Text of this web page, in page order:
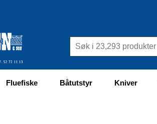
Fluefiske Båtutstyr Kniver